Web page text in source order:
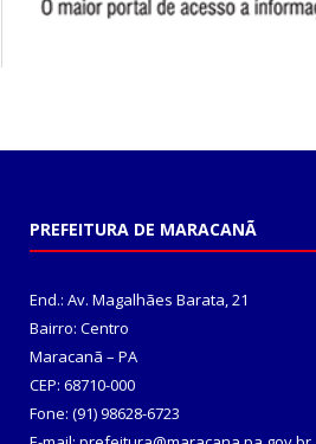
PREFEITURA DE MARACANÃ
End.: Av. Magalhães Barata, 21
Bairro: Centro
Maracanã – PA
CEP: 68710-000
Fone: (91) 98628-6723